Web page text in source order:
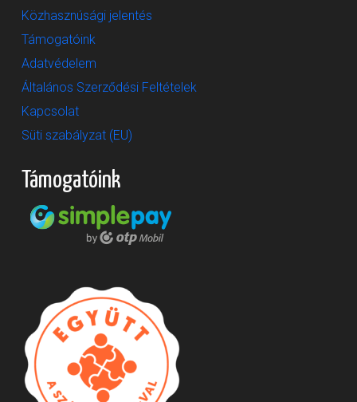
Közhasznúsági jelentés
Támogatóink
Adatvédelem
Általános Szerződési Feltételek
Kapcsolat
Süti szabályzat (EU)
Támogatóink